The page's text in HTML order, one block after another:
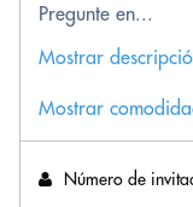
Pregunte en...
Mostrar
Mostrar
Número de